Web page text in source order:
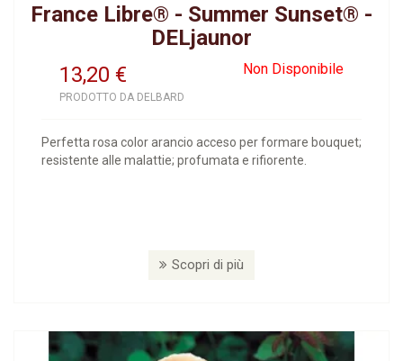
France Libre® - Summer Sunset® -
DELjaunor
13,20
Non Disponibile
€
PRODOTTO DA DELBARD
Perfetta rosa color arancio acceso per formare bouquet;
resistente alle malattie; profumata e rifiorente.
Scopri di più